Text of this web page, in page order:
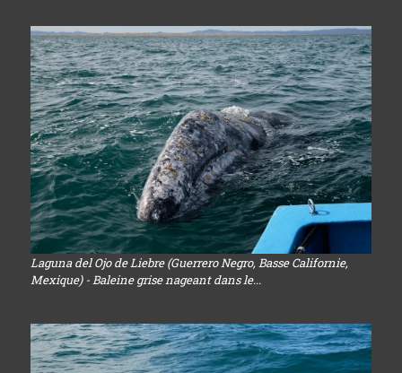
Laguna del Ojo de Liebre (Guerrero Negro, Basse Californie,
Mexique) - Baleine grise nageant dans le...